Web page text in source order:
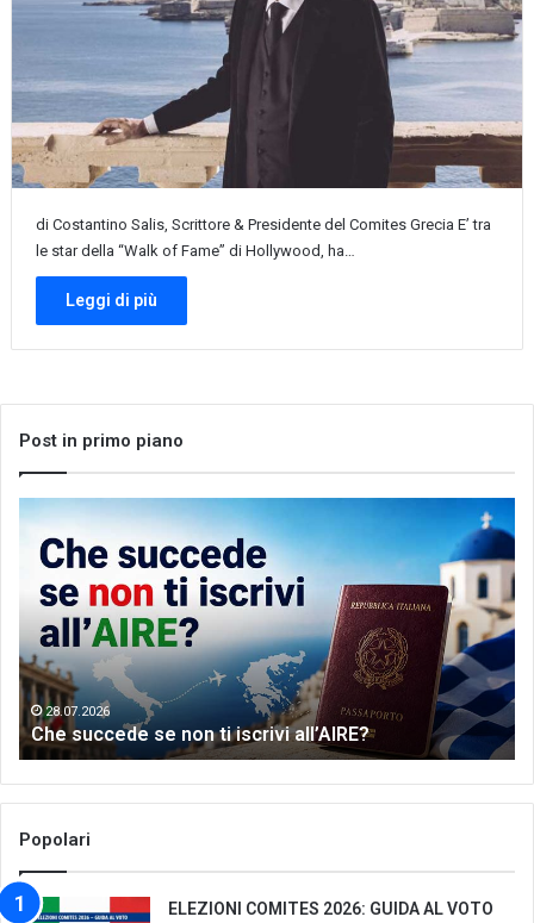
di Costantino Salis, Scrittore & Presidente del Comites Grecia E’ tra
le star della “Walk of Fame” di Hollywood, ha…
Leggi di più
Post in primo piano
Che
succede
non
iscrivi
all’AIRE?
28.07.2026
Che succede se non ti iscrivi all’AIRE?
the
of
Popolari
ELEZIONI COMITES 2026: GUIDA AL VOTO